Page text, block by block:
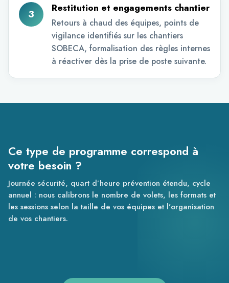
3 Restitution et engagements chantier
Retours à chaud des équipes, points de
vigilance identifiés sur les chantiers
SOBECA, formalisation des règles internes
à réactiver dès la prise de poste suivante.
Ce type de programme correspond à
votre besoin ?
Journée sécurité, quart d’heure prévention étendu, cycle
annuel : nous calibrons le nombre de volets, les formats et
les sessions selon la taille de vos équipes et l’organisation
de vos chantiers.